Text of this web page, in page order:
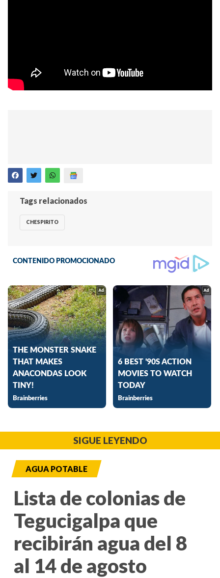
Tags relacionados
CHESPIRITO
SIGUE LEYENDO
AGUA POTABLE
Lista de colonias de
Tegucigalpa que
recibirán agua del 8
al 14 de agosto